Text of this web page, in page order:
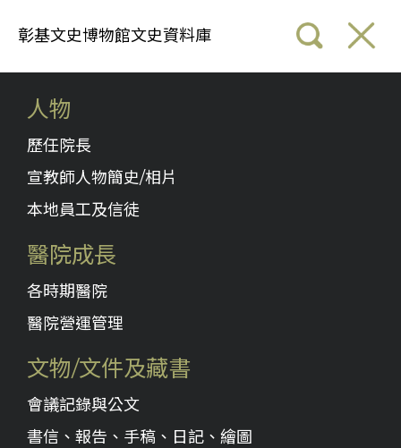
彰基文史博物館文史資料庫
人物
歷任院長
宣教師人物簡史/相片
本地員工及信徒
醫院成長
各時期醫院
醫院營運管理
文物/文件及藏書
會議記錄與公文
書信、報告、手稿、日記、繪圖